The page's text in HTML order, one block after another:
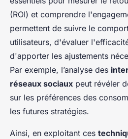
(ROI) et comprendre
permettent de suivre le
utilisateurs, d'évaluer
d'apporter les ajustements
Par exemple, l’analyse des
réseaux sociaux peut révéler
sur les préférences des
les futures stratégies.
Ainsi, en exploitant ces